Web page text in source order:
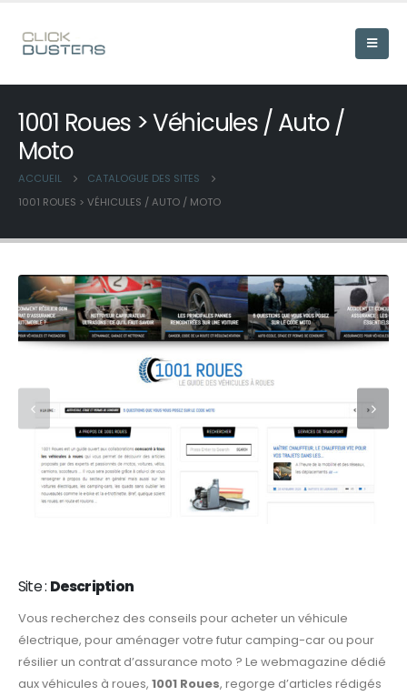
1001 Roues > Véhicules / Auto /
Moto
ACCUEIL
CATALOGUE DES SITES
1001 ROUES > VÉHICULES / AUTO / MOTO
Site : Description
Vous recherchez des conseils pour acheter un véhicule
électrique, pour aménager votre futur camping-car ou pour
résilier un contrat d’assurance moto ? Le webmagazine dédié
aux véhicules à roues, 1001 Roues, regorge d’articles rédigés